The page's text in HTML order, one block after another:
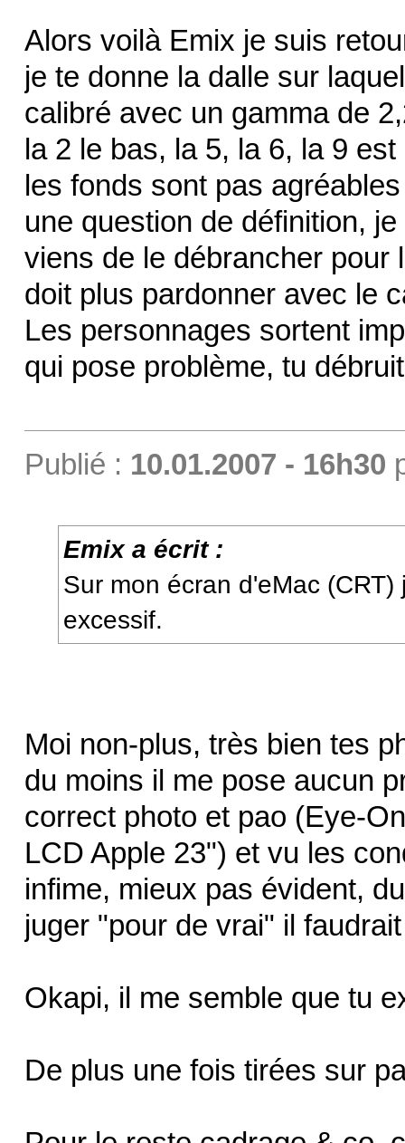
Alors voilà Emix je suis
je te donne la dalle sur
calibré avec un gamma de
la 2 le bas, la 5, la 6, la 9
les fonds sont pas
une question de définition,
viens de le débrancher pour
doit plus pardonner avec le
Les personnages sortent
qui pose problème, tu
Publié : 10.01.2007 - 16h30
Emix a écrit :
Sur mon écran d'eMac
excessif.
Moi non-plus, très bien tes
du moins il me pose aucun
correct photo et pao (Eye-
LCD Apple 23") et vu les
infime, mieux pas évident,
juger "pour de vrai" il
Okapi, il me semble que tu
De plus une fois tirées sur